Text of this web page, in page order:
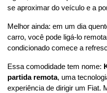
se aproximar do veículo e a
Melhor ainda: em um dia
carro, você pode ligá-lo
condicionado comece a
Essa comodidade tem nome:
partida remota, uma
experiência de dirigir um Fiat.